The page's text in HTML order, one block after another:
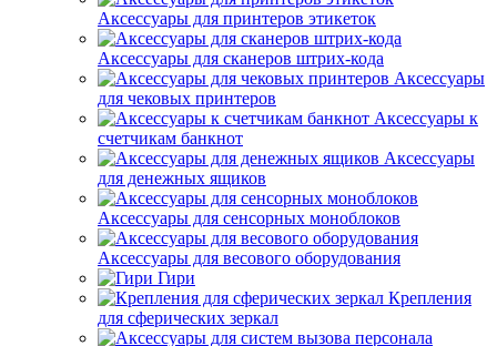
Аксессуары для принтеров этикеток
Аксессуары для сканеров штрих-кода
Аксессуары
для чековых принтеров
Аксессуары к
счетчикам банкнот
Аксессуары
для денежных ящиков
Аксессуары для сенсорных моноблоков
Аксессуары для весового оборудования
Гири
Крепления
для сферических зеркал